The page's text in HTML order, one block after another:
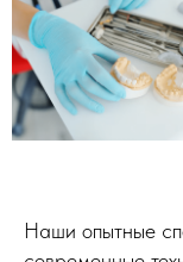
Наши опытные